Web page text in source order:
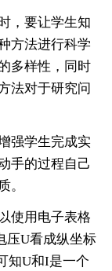
，要让学生知
方法进行科学
多样性，同时
法对于研究问
强学生完成实
手的过程自己
。
使用电子表格
压U看成纵坐标
知U和I是一个